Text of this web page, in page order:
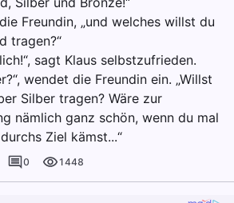
die Freundin, „und welches willst du
tragen?“
sagt Klaus selbstzufrieden.
wendet die Freundin ein. „Willst
Silber tragen? Wäre zur
nämlich ganz schön, wenn du mal
Ziel kämst...“
0 1448